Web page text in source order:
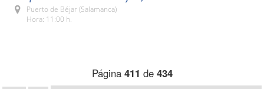
Puerto de Béjar (Salamanca)
Hora: 11:00 h.
Página 411 de 434